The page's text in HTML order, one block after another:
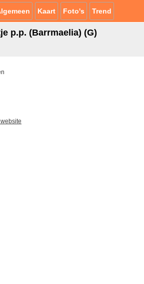
Kaart Foto's Trend
p.p. (Barrmaelia) (G)